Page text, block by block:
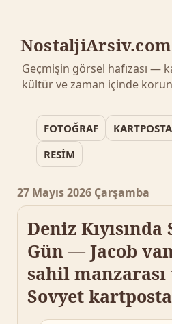
NostaljiArsiv.com
Geçmişin görsel hafızası —
kültür ve zaman içinde
FOTOĞRAF
RESİM
27 Mayıs 2026 Çarşamba
Deniz
Gün — Jacob
sahil
Sovyet